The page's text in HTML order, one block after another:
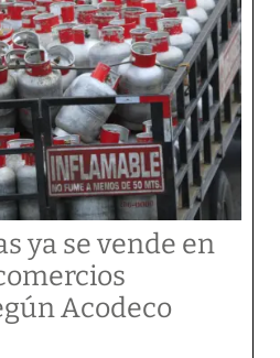
ya se vende en
Acodeco